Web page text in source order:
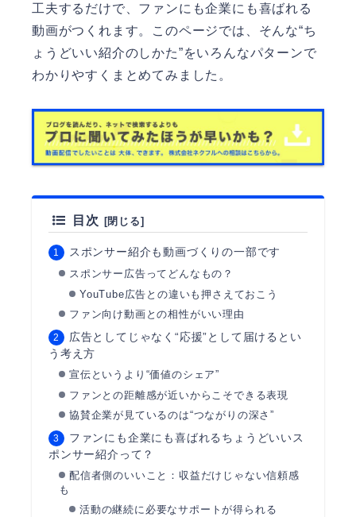
工夫するだけで、ファンにも企業にも喜ばれる
動画がつくれます。このページでは、そんな“ち
ょうどいい紹介のしかた”をいろんなパターンで
わかりやすくまとめてみました。
目次
スポンサー紹介も動画づくりの一部です
スポンサー広告ってどんなもの？
YouTube広告との違いも押さえておこう
ファン向け動画との相性がいい理由
広告としてじゃなく“応援”として届けるとい
う考え方
宣伝というより“価値のシェア”
ファンとの距離感が近いからこそできる表現
協賛企業が見ているのは“つながりの深さ”
ファンにも企業にも喜ばれるちょうどいいス
ポンサー紹介って？
配信者側のいいこと：収益だけじゃない信頼感
も
活動の継続に必要なサポートが得られる